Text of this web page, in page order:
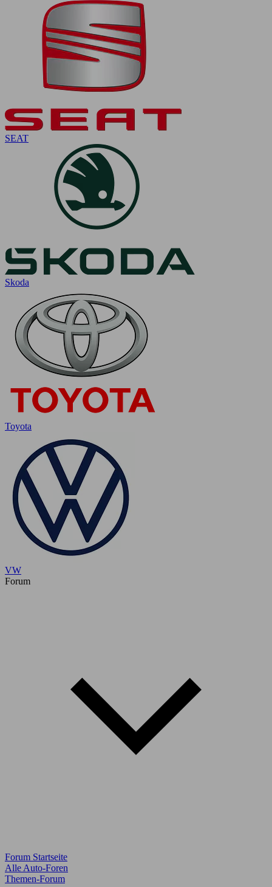
SEAT
Skoda
Toyota
VW
Forum
Forum Startseite
Alle Auto-Foren
Themen-Forum